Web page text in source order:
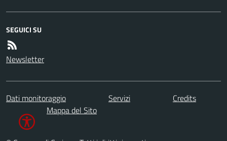
SEGUICI SU
Newsletter
Dati monitoraggio Servizi
Credits
Mappa del Sito